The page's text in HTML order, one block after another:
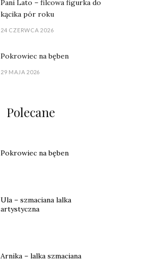
Pani Lato – filcowa figurka do
kącika pór roku
24 CZERWCA 2026
Pokrowiec na bęben
29 MAJA 2026
Polecane
Pokrowiec na bęben
Ula – szmaciana lalka
artystyczna
Arnika – lalka szmaciana